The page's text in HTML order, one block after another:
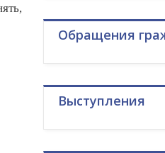
Обращения
Выступления